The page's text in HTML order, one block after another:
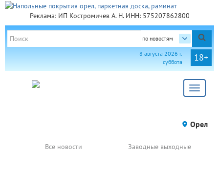
Реклама: ИП Костромичев А. Н. ИНН: 575207862800
по новостям
18+
8 августа 2026 г.
суббота
Toggle
Орел
Все новости Заводные выходные